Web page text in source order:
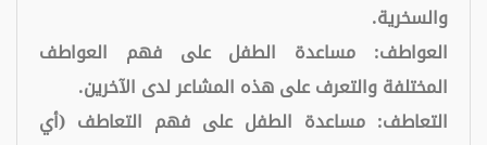
والسخرية.
العواطف: مساعدة الطفل على فهم العواطف
المختلفة والتعرف على هذه المشاعر لدى الآخرين.
التعاطف: مساعدة الطفل على فهم التعاطف (أي